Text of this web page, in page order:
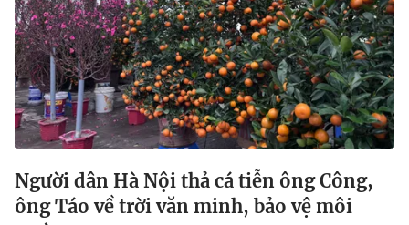
Người dân Hà Nội thả cá tiễn ông Công,
ông Táo về trời văn minh, bảo vệ môi